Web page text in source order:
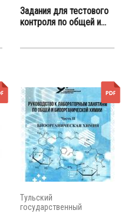
Задания для тестового
контроля по общей и...
Тульский
государственный